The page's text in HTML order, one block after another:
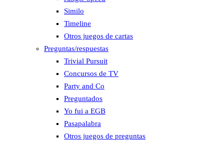
Similo
Timeline
Otros juegos de cartas
Preguntas/respuestas
Trivial Pursuit
Concursos de TV
Party and Co
Preguntados
Yo fui a EGB
Pasapalabra
Otros juegos de preguntas